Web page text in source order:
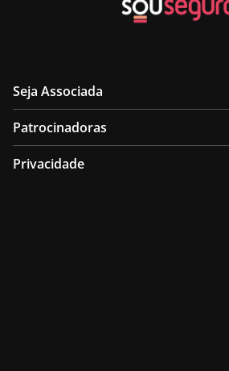
Seja Associada
Patrocinadoras
Privacidade